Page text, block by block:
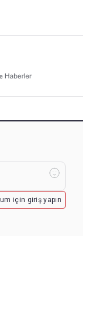
için giriş yapın